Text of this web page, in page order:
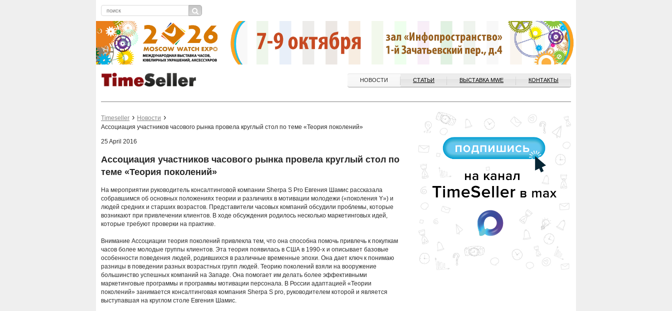
НОВОСТИ СТАТЬИ ВЫСТАВКА MWE КОНТАКТЫ
Timeseller
Новости
Ассоциация участников часового рынка провела круглый стол по теме «Теория поколений»
25 April 2016
Ассоциация участников часового рынка провела круглый стол по
теме «Теория поколений»
На мероприятии руководитель консалтинговой компании Sherpa S Pro Евгения Шамис рассказала
собравшимся об основных положениях теории и различиях в мотивации молодежи («поколения Y») и
людей средних и старших возрастов. Представители часовых компаний обсудили проблемы, которые
возникают при привлечении клиентов. В ходе обсуждения родилось несколько маркетинговых идей,
которые требуют проверки на практике.
Внимание Ассоциации теория поколений привлекла тем, что она способна помочь привлечь к покупкам
часов более молодые группы клиентов. Эта теория появилась в США в 1990-х и описывает базовые
особенности поведения людей, родившихся в различные временные эпохи. Она дает ключ к понимаю
разницы в поведении разных возрастных групп людей. Теорию поколений взяли на вооружение
большинство успешных компаний на Западе. Она помогает им делать более эффективными
маркетинговые программы и программы мотивации персонала. В России адаптацией «Теории
поколений» занимается консалтинговая компания Sherpa S pro, руководителем которой и является
выступавшая на круглом столе Евгения Шамис.